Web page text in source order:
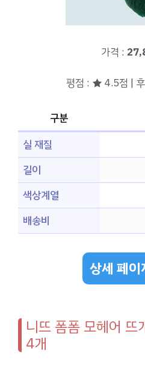
가격 :
평점 : ★ 4.5점 |
구분
실 재질
길이
색상계열
배송비
상세 페이
니뜨 폼폼 모헤어
4개